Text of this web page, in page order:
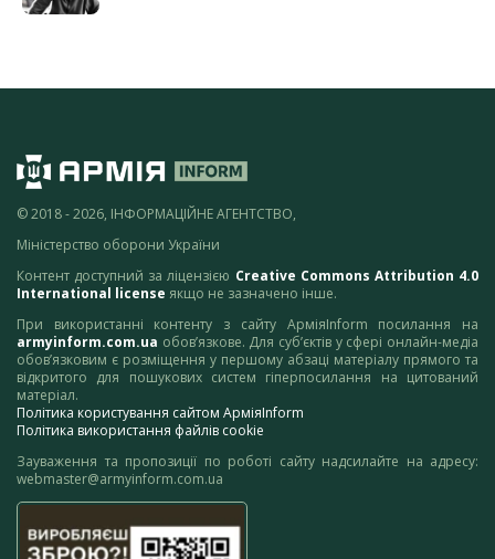
© 2018 - 2026, ІНФОРМАЦІЙНЕ АГЕНТСТВО,
Міністерство оборони України
Контент доступний за ліцензією Creative Commons Attribution 4.0
International license якщо не зазначено інше.
При використанні контенту з сайту АрміяInform посилання на
armyinform.com.ua обов’язкове. Для суб’єктів у сфері онлайн-медіа
обов’язковим є розміщення у першому абзаці матеріалу прямого та
відкритого для пошукових систем гіперпосилання на цитований
матеріал.
Політика користування сайтом АрміяInform
Політика використання файлів cookie
Зауваження та пропозиції по роботі сайту надсилайте на адресу:
webmaster@armyinform.com.ua